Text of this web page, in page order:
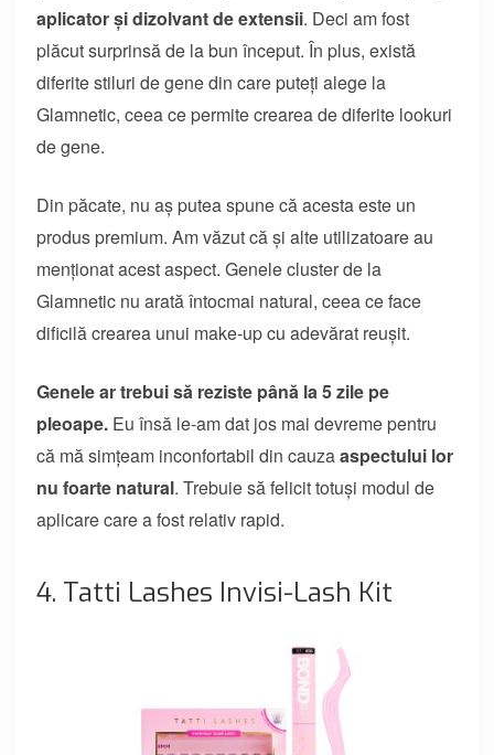
aplicator și dizolvant de extensii. Deci am fost
plăcut surprinsă de la bun început. În plus, există
diferite stiluri de gene din care puteți alege la
Glamnetic, ceea ce permite crearea de diferite lookuri
de gene.
Din păcate, nu aș putea spune că acesta este un
produs premium. Am văzut că și alte utilizatoare au
menționat acest aspect. Genele cluster de la
Glamnetic nu arată întocmai natural, ceea ce face
dificilă crearea unui make-up cu adevărat reușit.
Genele ar trebui să reziste până la 5 zile pe
pleoape. Eu însă le-am dat jos mai devreme pentru
că mă simțeam inconfortabil din cauzaaspectului lor
nu foarte natural. Trebuie să felicit totuși modul de
aplicare care a fost relativ rapid.
4. Tatti Lashes Invisi-Lash Kit